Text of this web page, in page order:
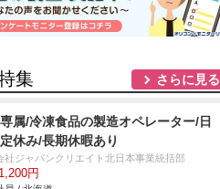
集 さらに見る
属/冷凍食品の製造オペレーター/日
休み/長期休暇あり
社ジャパンクリエイト北日本事業統括部
円